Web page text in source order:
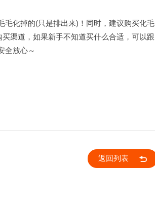
毛化掉的(只是排出来)！同时，建议购买化毛
渠道，如果新手不知道买什么合适，可以跟
全放心～
返回列表